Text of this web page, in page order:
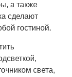
а также
сделают
гостиной.
света,